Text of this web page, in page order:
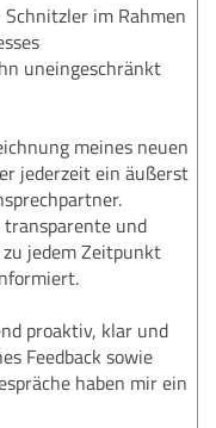
im Rahmen
uneingeschränkt
meines neuen
jederzeit ein äußerst
transparente und
jedem Zeitpunkt
proaktiv, klar und
Feedback sowie
haben mir ein